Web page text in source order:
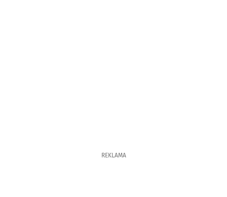
REKLAMA